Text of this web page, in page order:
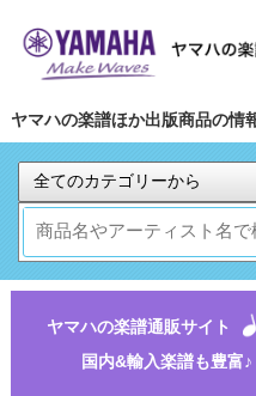
ヤマハの楽譜ほか出版商品の情
ヤマハの楽譜通販サイト
国内&輸入楽譜も豊富♪